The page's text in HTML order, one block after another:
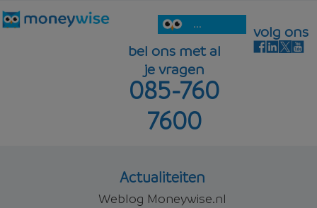
...
bel ons met al
je vragen
085-760
7600
volg ons
Actualiteiten
Weblog Moneywise.nl